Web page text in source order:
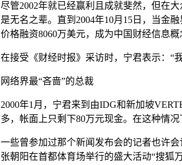
尽管2002年就已经赢利且成就斐然，但在
是无名之辈。直到2004年10月15日，当金
价格融资8060万美元，成为中国财经信息
在接受《财经时报》采访时，宁君表示：“
网络界最“吝啬”的总裁
2000年1月，宁君来到由IDG和新加坡
多，帐面上只剩下80万元现金。在这种情
一些曾参加过那个新闻发布会的记者也许
张朝阳在首都体育场举行的盛大活动“搜狐